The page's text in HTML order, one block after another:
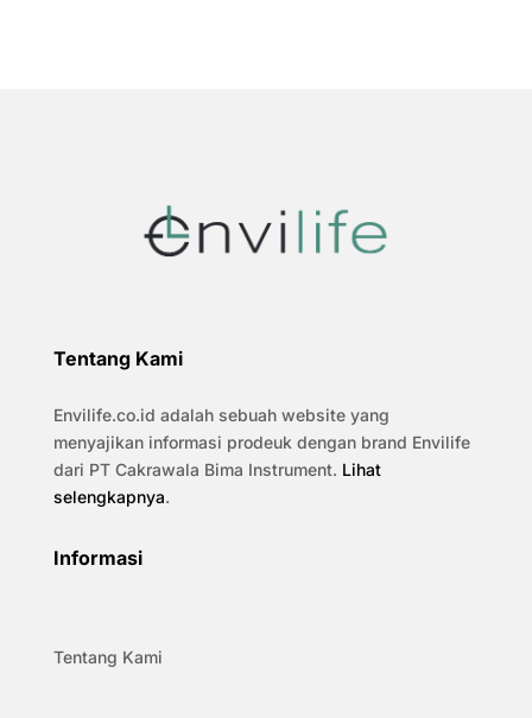
Tentang Kami
Envilife.co.id adalah sebuah website yang
menyajikan informasi prodeuk dengan brand Envilife
dari PT Cakrawala Bima Instrument. Lihat
selengkapnya.
Informasi
Tentang Kami